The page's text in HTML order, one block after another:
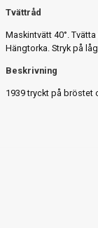
Tvättråd
Maskintvätt 40°.
Hängtorka. Stryk på
Beskrivning
1939 tryckt på bröstet